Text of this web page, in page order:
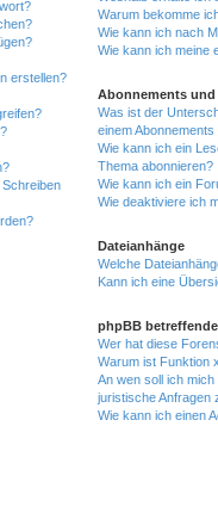
erstellen?
Schreiben
Warum bekomme
Wie kann ich nach
Wie kann ich meine
Abonnements und
Was ist der
einem
Wie kann ich ein
Thema abonnieren?
Wie kann ich ein
Wie deaktiviere ich
Dateianhänge
Welche
Kann ich eine
phpBB
Wer hat diese
Warum ist Funktion
An wen soll ich
juristische Anfragen
Wie kann ich einen